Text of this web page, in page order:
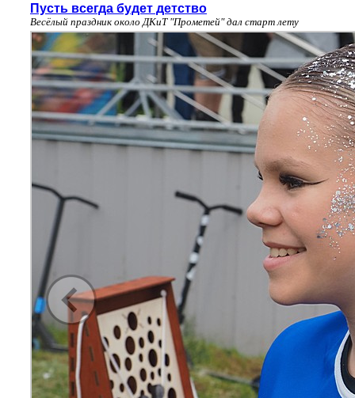
Пусть всегда будет детство
Весёлый праздник около ДКиТ "Прометей" дал старт лету